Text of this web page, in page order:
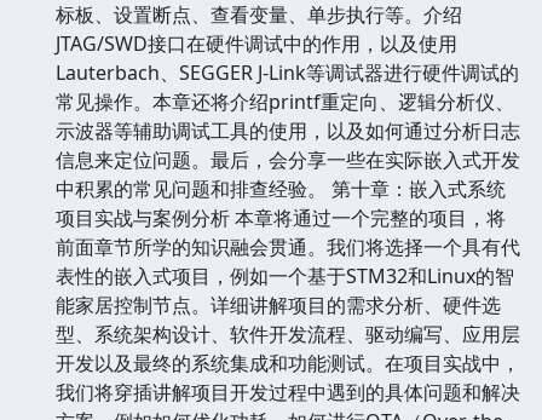
标板、设置断点、查看变量、单步执行等。介绍
JTAG/SWD接口在硬件调试中的作用，以及使用
Lauterbach、SEGGER J-Link等调试器进行硬件调试的
常见操作。本章还将介绍printf重定向、逻辑分析仪、
示波器等辅助调试工具的使用，以及如何通过分析日志
信息来定位问题。最后，会分享一些在实际嵌入式开发
中积累的常见问题和排查经验。 第十章：嵌入式系统
项目实战与案例分析 本章将通过一个完整的项目，将
前面章节所学的知识融会贯通。我们将选择一个具有代
表性的嵌入式项目，例如一个基于STM32和Linux的智
能家居控制节点。详细讲解项目的需求分析、硬件选
型、系统架构设计、软件开发流程、驱动编写、应用层
开发以及最终的系统集成和功能测试。在项目实战中，
我们将穿插讲解项目开发过程中遇到的具体问题和解决